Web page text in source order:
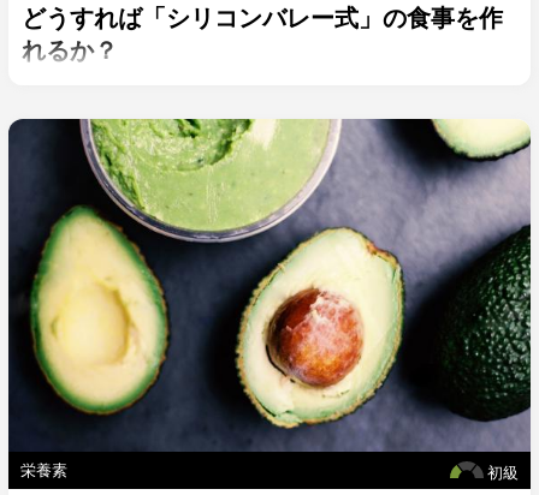
どうすれば「シリコンバレー式」の食事を作
れるか？
初級
栄養素